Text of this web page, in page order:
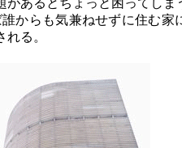
あるとちょっと困ってしま
らも気兼ねせずに住む
る。